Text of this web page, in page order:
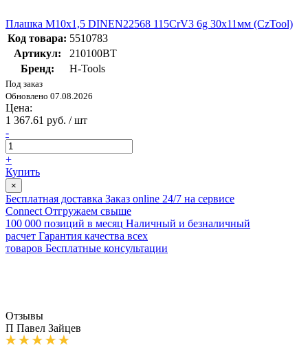
Плашка М10х1,5 DINEN22568 115CrV3 6g 30х11мм (CzTool)
Код товара: 5510783
Артикул:
210100BT
Бренд:
H-Tools
Под заказ
Обновлено 07.08.2026
Цена:
1 367.61 руб. / шт
-
+
Купить
×
Бесплатная доставка Заказ online 24/7 на сервисе
Connect Отгружаем свыше
100 000 позиций в месяц Наличный и безналичный
расчет Гарантия качества всех
товаров Бесплатные консультации
Отзывы
П Павел Зайцев